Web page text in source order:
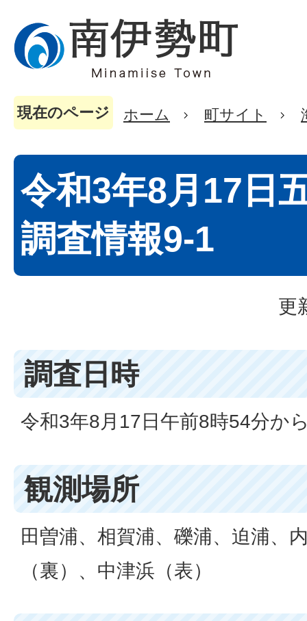
現在のページ ホーム 町サイト
令和3年8月17日
調査情報9-1
更
調査日時
令和3年8月17日午前8時54分か
観測場所
田曽浦、相賀浦、礫浦、迫浦、
（裏）、中津浜（表）